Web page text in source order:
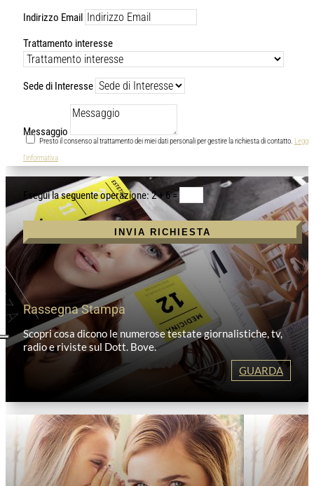
Indirizzo Email
Trattamento interesse
Sede di Interesse
Messaggio
Presto il consenso al trattamento dei miei dati personali per gestire la richiesta di contatto. Leggi
l'informativa
2 + 6=
INVIA RICHIESTA
Rassegna Stampa
Scopri cosa dicono le numerose testate giornalistiche, tv,
radio e riviste sul Dott. Bove.
GUARDA